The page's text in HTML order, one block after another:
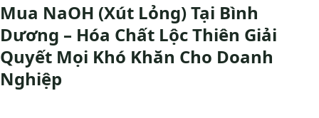
Mua NaOH (Xút Lỏng) Tại Bình
Dương – Hóa Chất Lộc Thiên Giải
Quyết Mọi Khó Khăn Cho Doanh
Nghiệp